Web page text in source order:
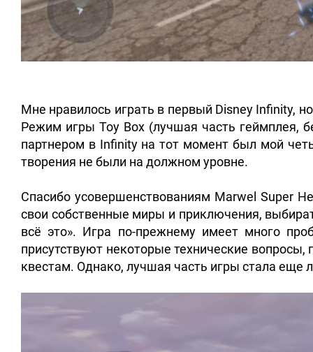
Мне нравилось играть в первый Disney Infinity,
Режим игры Toy Box (лучшая часть геймплея,
партнером в Infinity на тот момент был мой
творения не были на должном уровне.
Спасибо усовершенствованиям Marwel Super
свои собственные миры и приключения,
всё это». Игра по-прежнему имеет много
присутствуют некоторые технические
квестам. Однако, лучшая часть игры стала еще